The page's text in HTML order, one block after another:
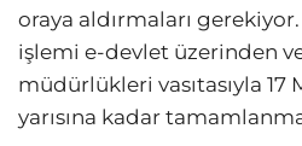
oraya aldırmaları
işlemi e-devlet üzerinden
müdürlükleri vasıtasıyla
yarısına kadar